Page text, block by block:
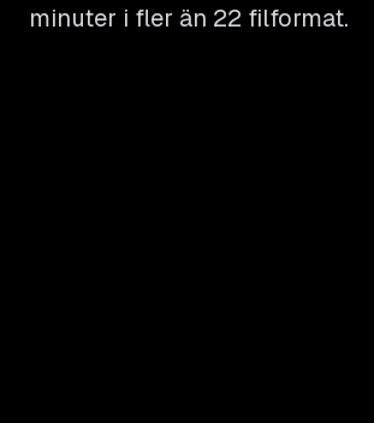
minuter i fler än 22 filformat.